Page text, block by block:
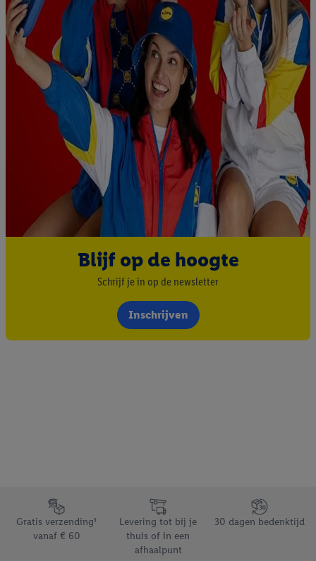
Blijf op de hoogte
Schrijf je in op de newsletter
Inschrijven
Footerelement met de verschillende USPs van Lidl.be
Gratis verzending¹
vanaf € 60
Levering tot bij je
thuis of in een
afhaalpunt
30 dagen bedenktijd